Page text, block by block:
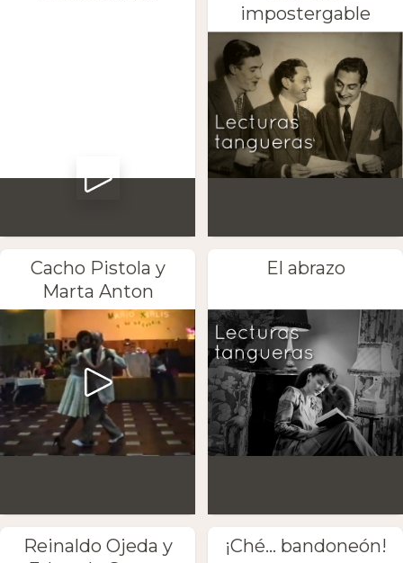
impostergable
Cacho Pistola y
Marta Anton
El abrazo
Reinaldo Ojeda y
¡Ché... bandoneón!